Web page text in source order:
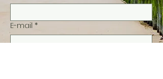
E-mail *